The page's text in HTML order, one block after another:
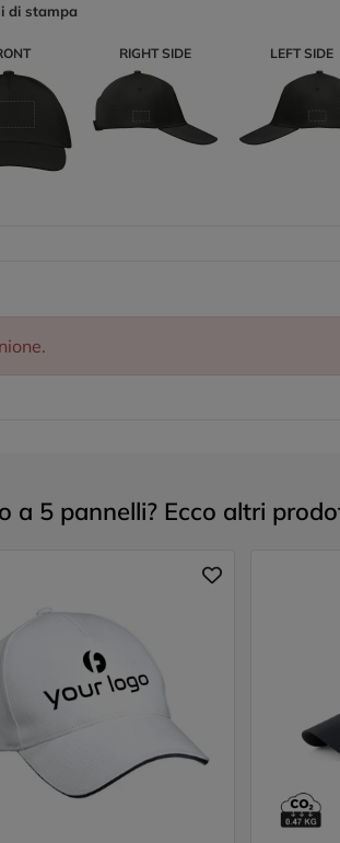
di stampa
RIGHT SIDE LEFT SIDE
a 5 pannelli? Ecco altri